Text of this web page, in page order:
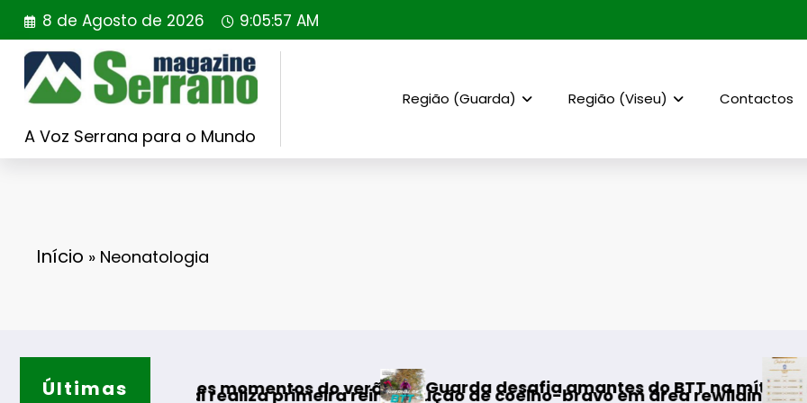
Saltar
para
conteúdo
8 de Agosto de 2026 9:05:58 AM
A Voz Serrana para o Mundo
Região (Guarda) Região (Viseu) Contactos
Início » Neonatologia
Últimasmomentos do verão
realiza primeira reintrodução de coelho-bravo em área rewilding
Guarda desafia amantes do BTT na mítica Invernal Cidade
AF Viseu –